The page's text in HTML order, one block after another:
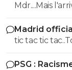
Mdr....Mais
milliard paraît
attendant
🤣
Madrid
transfert de
tic tac tic
prénom et
ton mariolle !
PSG :